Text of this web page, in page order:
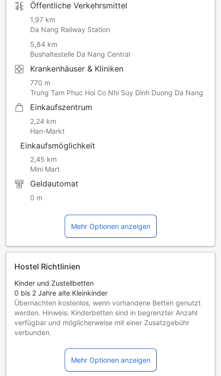
Öffentliche Verkehrsmittel
1,97 km
Da Nang Railway Station
5,84 km
Bushaltestelle Da Nang Central
Krankenhäuser & Kliniken
770 m
Trung Tam Phuc Hoi Co Nhi Suy Dinh Duong Da Nang
Einkaufszentrum
2,24 km
Han-Markt
Einkaufsmöglichkeit
2,45 km
Mini Mart
Geldautomat
0 m
Mehr Optionen anzeigen
Hostel Richtlinien
Kinder und Zustellbetten
0 bis 2 Jahre alte Kleinkinder
Übernachten kostenlos, wenn vorhandene Betten genutzt
werden. Hinweis: Kinderbetten sind in begrenzter Anzahl
verfügbar und möglicherweise mit einer Zusatzgebühr
verbunden.
Übernachtung gratis, wenn das Kind ein vorhandenes Bett
Gäste ab 13 Jahren gelten als Erwachsene
Mehr Optionen anzeigen